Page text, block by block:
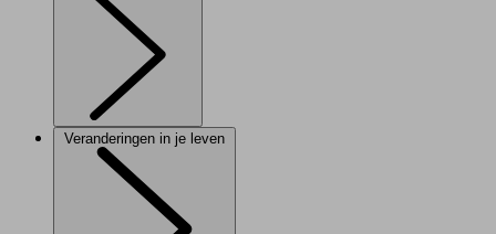
Veranderingen in je leven